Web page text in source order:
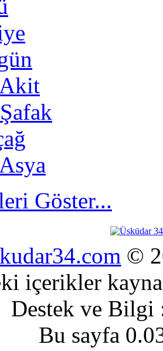
Göster...
©
içerikler
Destek ve
Bu sayfa